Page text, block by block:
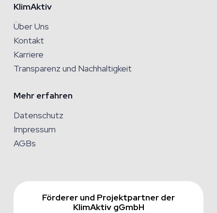
KlimAktiv
Über Uns
Kontakt
Karriere
Transparenz und Nachhaltigkeit
Mehr erfahren
Datenschutz
Impressum
AGBs
Förderer und Projektpartner der
KlimAktiv gGmbH